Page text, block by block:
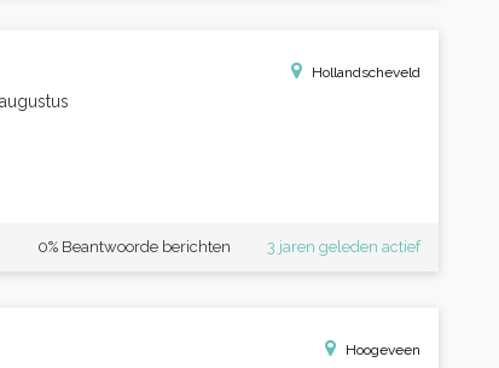
Hollandscheveld
3 jaren geleden actief
0% Beantwoorde berichten
Hoogeveen